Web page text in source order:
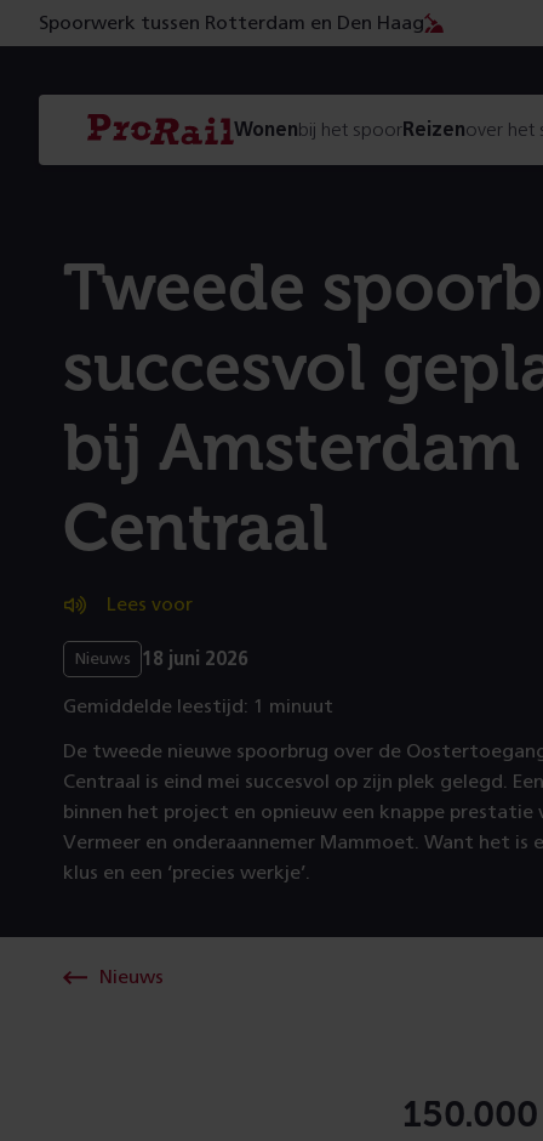
Spoorwerk tussen Rotterdam en Den Haag
Navigatie
Homepage
ProRail
Wonenbij het spoorReizenover het
Tweede
succesvol
bij Amsterdam
Centraal
Lees voor
Nieuws 18 juni 2026
Gemiddelde leestijd: 1 minuut
De tweede nieuwe spoorbrug over de
Centraal is eind mei succesvol op zijn plek gelegd.
binnen het project en opnieuw een knappe prestatie
Vermeer en onderaannemer Mammoet. Want het is
klus en een ‘precies werkje’.
Nieuws